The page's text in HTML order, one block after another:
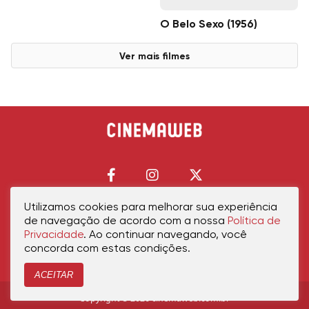
O Belo Sexo (1956)
Ver mais filmes
InícioPolítica de PrivacidadePolítica de CookiesContato
Copyright © 2026 cinemaweb.com.br
Utilizamos cookies para melhorar sua experiência
de navegação de acordo com a nossa Política de
Privacidade. Ao continuar navegando, você
concorda com estas condições.
ACEITAR